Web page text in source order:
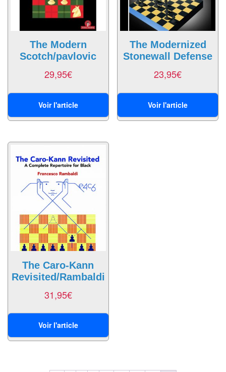
Pour
Joueurs
Ambiance
Coopératif
Gestion
Game
/
Enquête
Jeux
évolutifs
Jeux
abstraits
Extensions
Accessoires
Backgammon
The Modern
Scotch/pavlovic
29,95€
Voir l'article
The Modernized
Stonewall Defense
23,95€
Voir l'article
The Caro-Kann
Revisited/Rambaldi
31,95€
Voir l'article